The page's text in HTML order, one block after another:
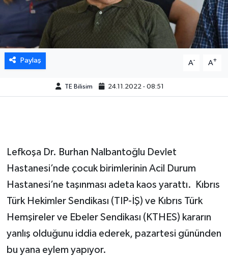
Paylaş A- A+
TE Bilisim 24.11.2022 - 08:51
Lefkoşa Dr. Burhan Nalbantoğlu Devlet
Hastanesi’nde çocuk birimlerinin Acil Durum
Hastanesi’ne taşınması adeta kaos yarattı. Kıbrıs
Türk Hekimler Sendikası (TIP-İŞ) ve Kıbrıs Türk
Hemşireler ve Ebeler Sendikası (KTHES) kararın
yanlış olduğunu iddia ederek, pazartesi gününden
bu yana eylem yapıyor.